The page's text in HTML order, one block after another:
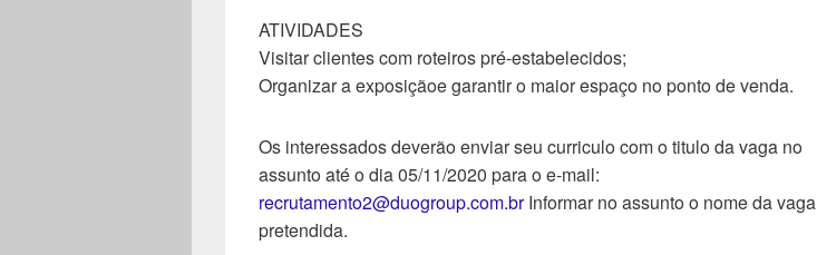
ATIVIDADES
Visitar clientes com roteiros pré-estabelecidos;
Organizar a exposiçãoe garantir o maior espaço no ponto de venda.
Os interessados deverão enviar seu curriculo com o titulo da vaga no
assunto até o dia 05/11/2020 para o e-mail:
recrutamento2@duogroup.com.brInformar no assunto o nome da vaga
pretendida.